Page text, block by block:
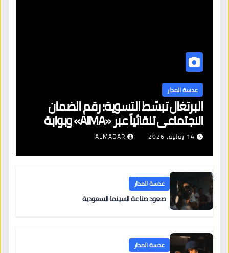
عدسة المدار
البرتغال تبسّط التسوية: رقم الضمان
الاجتماعي تلقائياً عبر «AIMA» وبوابة
جديدة لتجديد الإقامات
14 يوليو، 2026 ALMADAR
عدسة المدار
صعود صناعة السينما السعودية
عدسة المدار